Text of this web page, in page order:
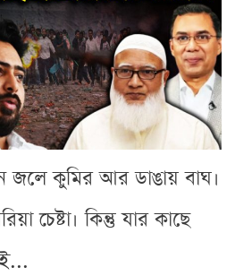
জলে কুমির আর ডাঙায় বাঘ।
চেষ্টা। কিন্তু যার কাছে